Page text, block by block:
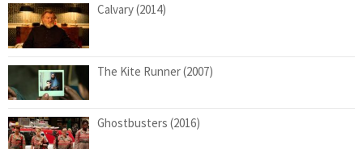
Calvary (2014)
The Kite Runner (2007)
Ghostbusters (2016)